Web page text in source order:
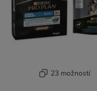
23 možností